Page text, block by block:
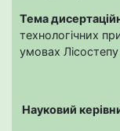
Тема
технологічних
умовах Лісостепу
Науковий